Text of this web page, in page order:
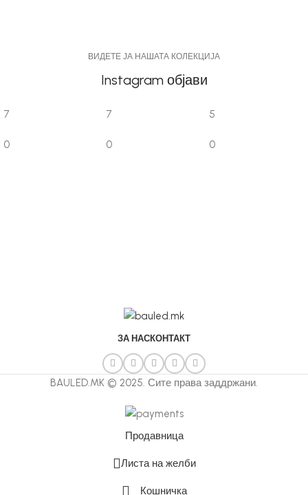
ВИДЕТЕ ЈА НАШАТА КОЛЕКЦИЈА
Instagram објави
7
0
7
0
5
0
ЗА НАСКОНТАКТ
BAULED.MK © 2025. Сите права заддржани.
Продавница
Листа на желби
Кошничка